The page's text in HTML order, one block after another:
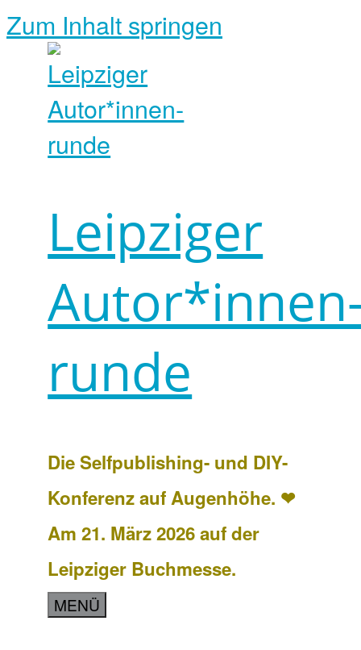
Zum Inhalt springen
Leipziger
runde
Die Selfpublishing- und DIY-
Konferenz auf Augenhöhe. ❤
Am 21. März 2026 auf der
Leipziger Buchmesse.
MENÜ